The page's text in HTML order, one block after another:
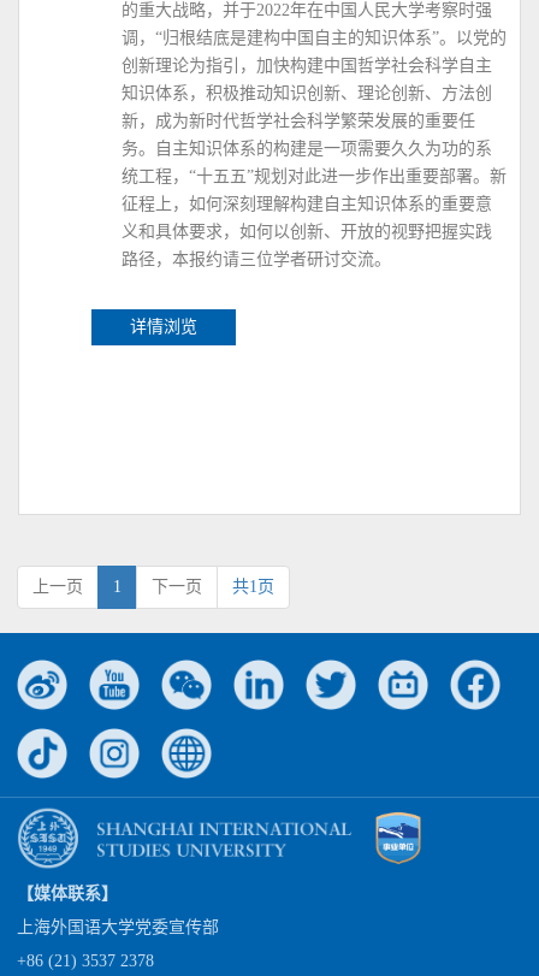
的重大战略，并于2022年在中国人民大学考察时强
调，“归根结底是建构中国自主的知识体系”。以党的
创新理论为指引，加快构建中国哲学社会科学自主
知识体系，积极推动知识创新、理论创新、方法创
新，成为新时代哲学社会科学繁荣发展的重要任
务。自主知识体系的构建是一项需要久久为功的系
统工程，“十五五”规划对此进一步作出重要部署。新
征程上，如何深刻理解构建自主知识体系的重要意
义和具体要求，如何以创新、开放的视野把握实践
路径，本报约请三位学者研讨交流。
详情浏览
上一页 1 下一页 共1页
【媒体联系】
上海外国语大学党委宣传部
+86 (21) 3537 2378